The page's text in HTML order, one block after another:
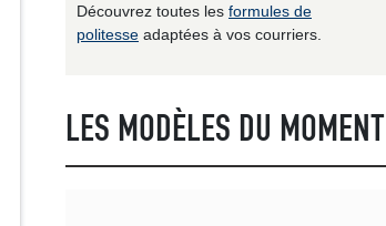
Découvrez toutes les formules de
politesse adaptées à vos courriers.
LES MODÈLES DU MOMENT